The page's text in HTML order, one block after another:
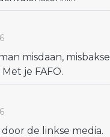
misdaan, misbaksel
je FAFO.
de linkse media.